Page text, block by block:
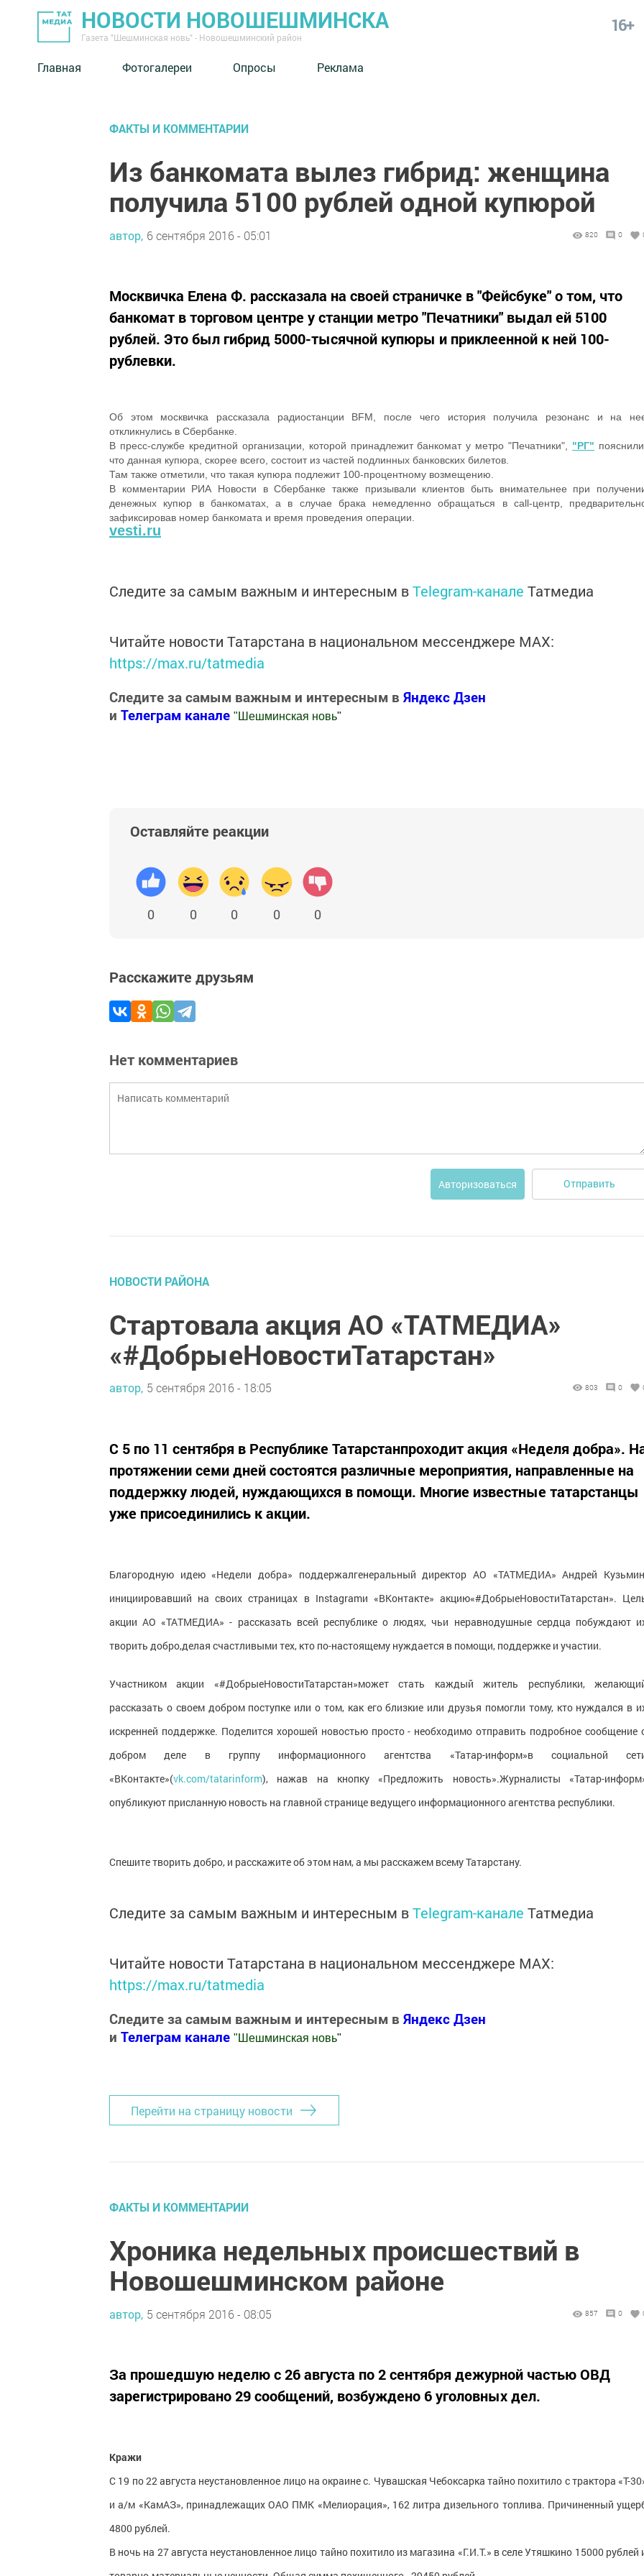
НОВОСТИ НОВОШЕШМИНСКА
Газета "Шешминская новь" - Новошешминский район
16+
Главная Фотогалереи Опросы Реклама
ФАКТЫ И КОММЕНТАРИИ
Из банкомата вылез гибрид: женщина
получила 5100 рублей одной купюрой
автор, 6 сентября 2016 - 05:01 820 0
Москвичка Елена Ф. рассказала на своей страничке в "Фейсбуке" о том, что
банкомат в торговом центре у станции метро "Печатники" выдал ей 5100
рублей. Это был гибрид 5000-тысячной купюры и приклеенной к ней 100-
рублевки.
Об этом москвичка рассказала радиостанции BFM, после чего история получила резонанс и на
откликнулись в Сбербанке.
В пресс-службе кредитной организации, которой принадлежит банкомат у метро "Печатники", "РГ" пояснили,
что данная купюра, скорее всего, состоит из частей подлинных банковских билетов.
Там также отметили, что такая купюра подлежит 100-процентному возмещению.
В комментарии РИА Новости в Сбербанке также призывали клиентов быть внимательнее при
денежных купюр в банкоматах, а в случае брака немедленно обращаться в call-центр,
зафиксировав номер банкомата и время проведения операции.
vesti.ru
Следите за самым важным и интересным вTelegram-канале Татмедиа
Читайте новости Татарстана в национальном мессенджере MАХ:
https://max.ru/tatmedia
Следите за самым важным и интересным в Яндекс Дзен
и Телеграм канале " Шешминская новь"
Оставляйте реакции
0 0 0 0 0
Расскажите друзьям
Нет комментариев
Авторизоваться Отправить
НОВОСТИ РАЙОНА
Стартовала акция АО «ТАТМЕДИА»
«#ДобрыеНовостиТатарстан»
автор, 5 сентября 2016 - 18:05 803 0
С 5 по 11 сентября в Республике Татарстанпроходит акция «Неделя добра».
протяжении семи дней состоятся различные мероприятия, направленные на
поддержку людей, нуждающихся в помощи. Многие известные татарстанцы
уже присоединились к акции.
Благородную идею «Недели добра» поддержалгенеральный директор АО «ТАТМЕДИА» Андрей
инициировавший на своих страницах в Instagramи «ВКонтакте» акцию«#ДобрыеНовостиТатарстан».
акции АО «ТАТМЕДИА» - рассказать всей республике о людях, чьи неравнодушные сердца побуждают
творить добро,делая счастливыми тех, кто по-настоящему нуждается в помощи, поддержке и участии.
Участником акции «#ДобрыеНовостиТатарстан»может стать каждый житель республики,
рассказать о своем добром поступке или о том, как его близкие или друзья помогли тому, кто нуждался в
искренней поддержке. Поделится хорошей новостью просто - необходимо отправить подробное сообщение
добром деле в группу информационного агентства «Татар-информ»в социальной
«ВКонтакте»(vk.com/tatarinform), нажав на кнопку «Предложить новость».Журналисты «Татар-
опубликуют присланную новость на главной странице ведущего информационного агентства республики.
Спешите творить добро, и расскажите об этом нам, а мы расскажем всему Татарстану.
Следите за самым важным и интересным вTelegram-канале Татмедиа
Читайте новости Татарстана в национальном мессенджере MАХ:
https://max.ru/tatmedia
Следите за самым важным и интересным в Яндекс Дзен
и Телеграм канале " Шешминская новь"
Перейти на страницу новости
ФАКТЫ И КОММЕНТАРИИ
Хроника недельных происшествий в
Новошешминском районе
автор, 5 сентября 2016 - 08:05 857 0
За прошедшую неделю с 26 августа по 2 сентября дежурной частью ОВД
зарегистрировано 29 сообщений, возбуждено 6 уголовных дел.
Кражи
С 19 по 22 августа неустановленное лицо на окраине с. Чувашская Чебоксарка тайно похитило с трактора «Т-
и а/м «КамАЗ», принадлежащих ОАО ПМК «Мелиорация», 162 литра дизельного топлива. Причиненный
4800 рублей.
В ночь на 27 августа неустановленное лицо тайно похитило из магазина «Г.И.Т.» в селе Утяшкино 15000 рублей